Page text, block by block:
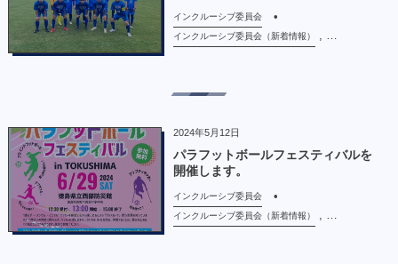
インクルーシブ委員会
インクルーシブ委員会（新着情報）
, …
2024年5月12日
パラフットボールフェスティバルを
開催します。
インクルーシブ委員会
インクルーシブ委員会（新着情報）